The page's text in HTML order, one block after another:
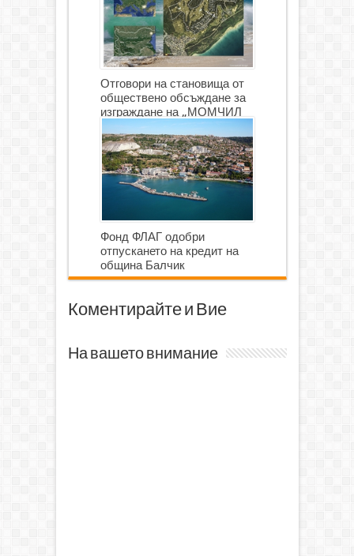
Отговори на становища от
обществено обсъждане за
изграждане на „МОМЧИЛ
ГОЛФ И ГОЛФ ИГРИЩЕ”
Фонд ФЛАГ одобри
отпускането на кредит на
община Балчик
Коментирайте и Вие
На вашето внимание